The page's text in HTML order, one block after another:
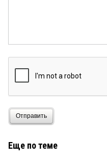
Отправить
Еще по теме